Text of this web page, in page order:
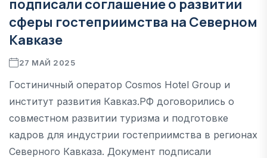
подписали соглашение о развитии
сферы гостеприимства на Северном
Кавказе
27 МАЙ 2025
Гостиничный оператор Сosmos Hotel Group и
институт развития Кавказ.РФ договорились о
совместном развитии туризма и подготовке
кадров для индустрии гостеприимства в регионах
Северного Кавказа. Документ подписали